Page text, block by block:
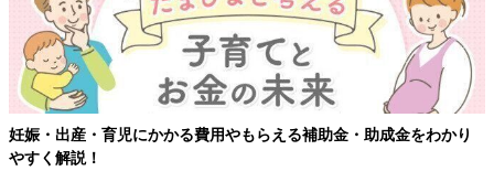
妊娠・出産・育児にかかる費用やもらえる補助金・助成金をわかり
やすく解説！